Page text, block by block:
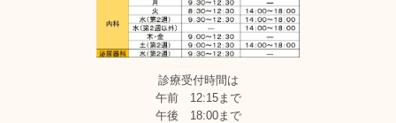
診療受付時間は
午前 12:15まで
午後 18:00まで